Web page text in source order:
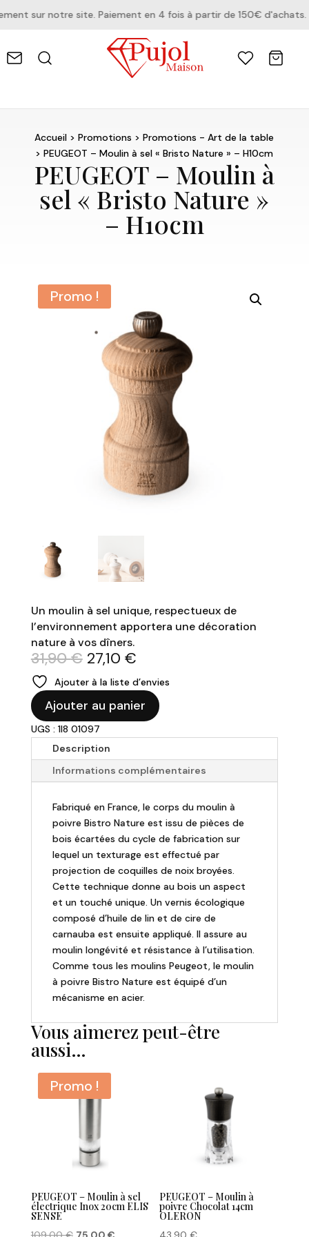
sur notre site. Paiement en 4 fois à partir de 150€ d'achats.
Accueil >Promotions >Promotions - Art de la table
> PEUGEOT – Moulin à sel « Bristo Nature » – H10cm
PEUGEOT – Moulin à
sel « Bristo Nature »
– H10cm
Promo !
Un moulin à sel unique, respectueux de
l’environnement apportera une décoration
nature à vos dîners.
31,90€ Le
initial
était :
31,90 €.
27,10 €Le
actuel
est :
27,10 €.
Ajouter à la liste d’envies
quantité
de
PEUGEOT
Moulin
"Bristo
Nature"
H10cm
Ajouter au panier
UGS : 1I8 01097
Description
Informations complémentaires
Fabriqué en France, le corps du moulin à
poivre Bistro Nature est issu de pièces de
bois écartées du cycle de fabrication sur
lequel un texturage est effectué par
projection de coquilles de noix broyées.
Cette technique donne au bois un aspect
et un touché unique. Un vernis écologique
composé d’huile de lin et de cire de
carnauba est ensuite appliqué. Il assure au
moulin longévité et résistance à l’utilisation.
Comme tous les moulins Peugeot, le moulin
à poivre Bistro Nature est équipé d’un
mécanisme en acier.
Vous aimerez peut-être
aussi…
Promo !
PEUGEOT – Moulin à sel
électrique Inox 20cm ELIS
SENSE
Le
Le
PEUGEOT – Moulin à
poivre Chocolat 14cm
OLERON